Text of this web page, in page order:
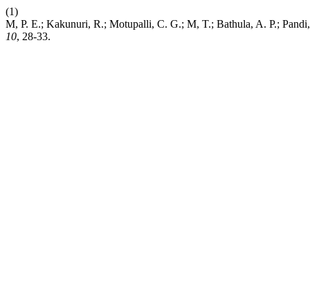
(1)
M, P. E.; Kakunuri, R.; Motupalli, C. G.; M, T.; Bathula, A. P.;
10, 28-33.